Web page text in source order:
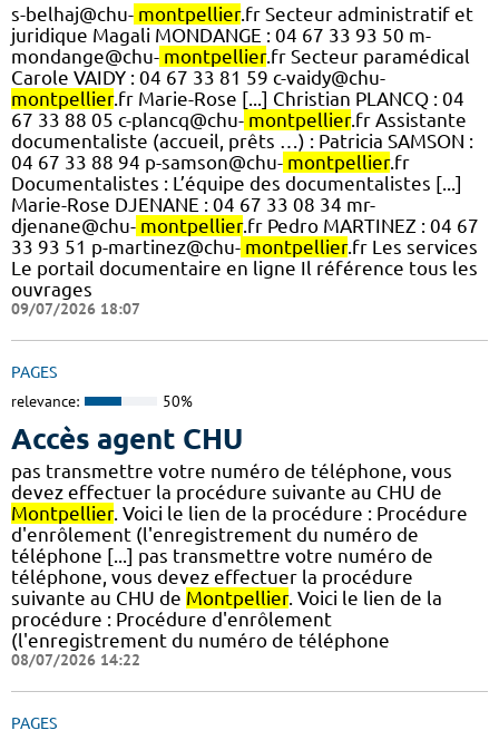
s-belhaj@chu- montpellier.fr Secteur administratif et
juridique Magali MONDANGE : 04 67 33 93 50 m-
mondange@chu- montpellier.fr Secteur paramédical
Carole VAIDY : 04 67 33 81 59 c-vaidy@chu-
montpellier.fr Marie-Rose [...] Christian PLANCQ : 04
67 33 88 05 c-plancq@chu- montpellier.fr Assistante
documentaliste (accueil, prêts …) : Patricia SAMSON :
04 67 33 88 94 p-samson@chu- montpellier.fr
Documentalistes : L’équipe des documentalistes [...]
Marie-Rose DJENANE : 04 67 33 08 34 mr-
djenane@chu- montpellier.fr Pedro MARTINEZ : 04 67
33 93 51 p-martinez@chu- montpellier.fr Les services
Le portail documentaire en ligne Il référence tous les
ouvrages
09/07/2026 18:07
PAGES
relevance: 50%
Accès agent CHU
pas transmettre votre numéro de téléphone, vous
devez effectuer la procédure suivante au CHU de
Montpellier. Voici le lien de la procédure : Procédure
d'enrôlement (l'enregistrement du numéro de
téléphone [...] pas transmettre votre numéro de
téléphone, vous devez effectuer la procédure
suivante au CHU de Montpellier. Voici le lien de la
procédure : Procédure d'enrôlement
(l'enregistrement du numéro de téléphone
08/07/2026 14:22
PAGES